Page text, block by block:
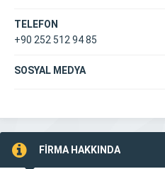
TELEFON
+90 252 512 94 85
SOSYAL MEDYA
FİRMA HAKKINDA